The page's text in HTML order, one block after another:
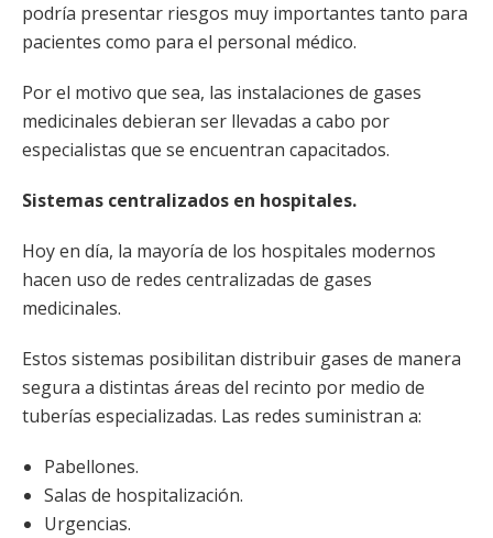
podría presentar riesgos muy importantes tanto para
pacientes como para el personal médico.
Por el motivo que sea, las instalaciones de gases
medicinales debieran ser llevadas a cabo por
especialistas que se encuentran capacitados.
Sistemas centralizados en hospitales.
Hoy en día, la mayoría de los hospitales modernos
hacen uso de redes centralizadas de gases
medicinales.
Estos sistemas posibilitan distribuir gases de manera
segura a distintas áreas del recinto por medio de
tuberías especializadas. Las redes suministran a:
Pabellones.
Salas de hospitalización.
Urgencias.